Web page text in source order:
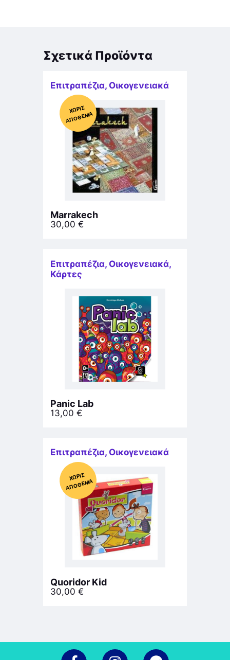
Σχετικά Προϊόντα
Επιτραπέζια, Οικογενειακά
Χ
ΩΡΊΣ
Α
Π
Ό
ΘΕ
ΜΑ
Marrakech
30,00 €
Επιτραπέζια, Οικογενειακά,
Κάρτες
Panic Lab
13,00 €
Επιτραπέζια, Οικογενειακά
Χ
ΩΡΊΣ
Α
Π
Ό
ΘΕ
ΜΑ
Quoridor Kid
30,00 €